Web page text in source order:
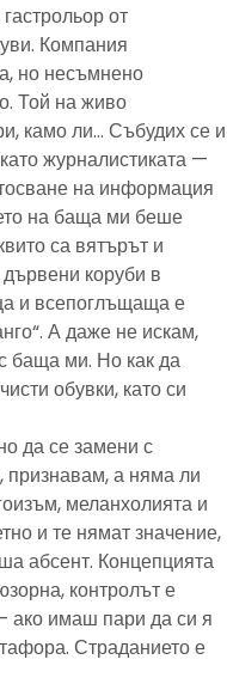
от
Компания
но несъмнено
Той на живо
камо ли… Събудих се и
журналистиката —
на информация
на баща ми беше
са вятърът и
коруби в
и всепоглъщаща е
А даже не искам,
баща ми. Но как да
обувки, като си
да се замени с
признавам, а няма ли
меланхолията и
и те нямат значение,
абсент. Концепцията
контролът е
ако имаш пари да си я
Страданието е